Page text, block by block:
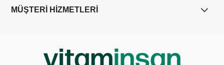
MÜŞTERİ HİZMETLERİ